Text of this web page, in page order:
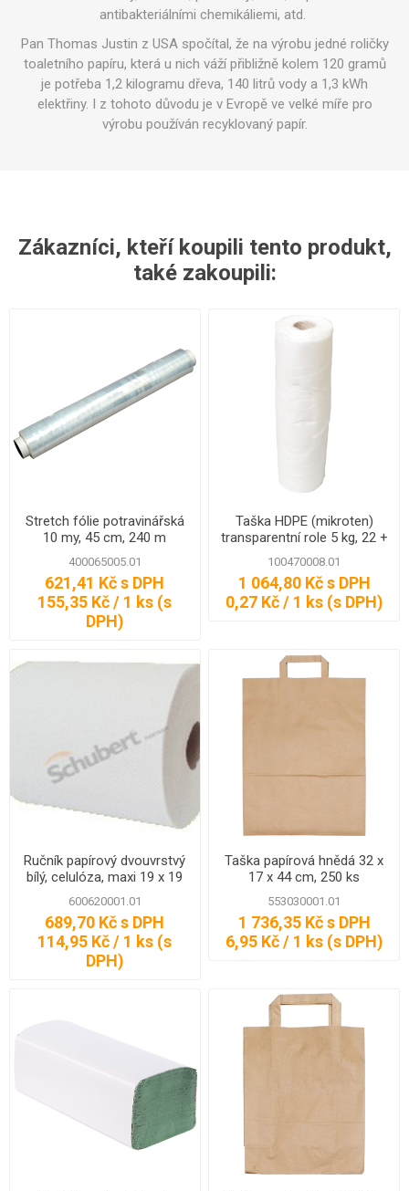
antibakteriálními chemikáliemi, atd.
Pan Thomas Justin z USA spočítal, že na výrobu jedné roličky
toaletního papíru, která u nich váží přibližně kolem 120 gramů
je potřeba 1,2 kilogramu dřeva, 140 litrů vody a 1,3 kWh
elektřiny. I z tohoto důvodu je v Evropě ve velké míře pro
výrobu používán recyklovaný papír.
Zákazníci, kteří koupili tento produkt,
také zakoupili:
Stretch fólie potravinářská
10 my, 45 cm, 240 m
400065005.01
621,41 Kč s DPH
155,35 Kč / 1 ks (s
DPH)
Taška HDPE (mikroten)
transparentní role 5 kg, 22 +
13 x 45 cm, 8 my, 4000 ks,
Partner
100470008.01
1 064,80 Kč s DPH
0,27 Kč / 1 ks (s DPH)
Ručník papírový dvouvrstvý
bílý, celulóza, maxi 19 x 19
cm, 108 m
600620001.01
689,70 Kč s DPH
114,95 Kč / 1 ks (s
DPH)
Taška papírová hnědá 32 x
17 x 44 cm, 250 ks
553030001.01
1 736,35 Kč s DPH
6,95 Kč / 1 ks (s DPH)